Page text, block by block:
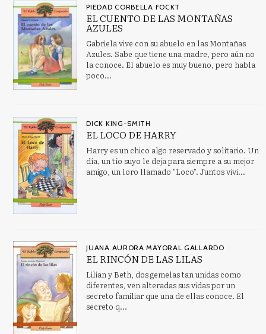
PIEDAD CORBELLA FOCKT
EL CUENTO DE LAS MONTAÑAS
AZULES
Gabriela vive con su abuelo en las Montañas
Azules. Sabe que tiene una madre, pero aún no
la conoce. El abuelo es muy bueno, pero habla
poco...
DICK KING-SMITH
EL LOCO DE HARRY
Harry es un chico algo reservado y solitario. Un
día, un tío suyo le deja para siempre a su mejor
amigo, un loro llamado "Loco". Juntos vivi...
JUANA AURORA MAYORAL GALLARDO
EL RINCÓN DE LAS LILAS
Lilian y Beth, dos gemelas tan unidas como
diferentes, ven alteradas sus vidas por un
secreto familiar que una de ellas conoce. El
secreto q...